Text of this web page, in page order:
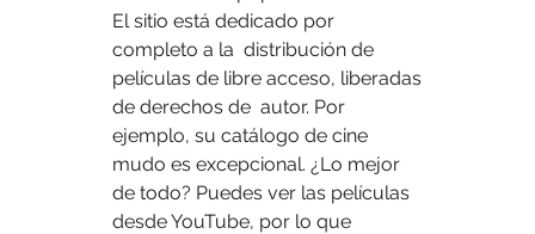
El sitio está dedicado por
completo a la  distribución de
películas de libre acceso, liberadas
de derechos de  autor. Por
ejemplo, su catálogo de cine
mudo es excepcional. ¿Lo mejor
de todo? Puedes ver las películas
desde YouTube, por lo que